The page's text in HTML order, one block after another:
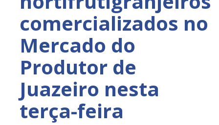
comercializados no
Mercado do
Produtor de
Juazeiro nesta
terça-feira